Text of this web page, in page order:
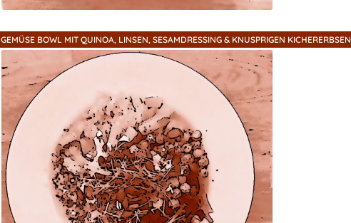
GEMÜSE BOWL MIT QUINOA, LINSEN, SESAMDRESSING & KNUSPRIGEN KICHERERBSEN